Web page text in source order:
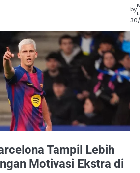
by
Tampil Lebih
Motivasi Ekstra di